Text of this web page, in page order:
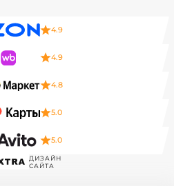
4.9
4.9
4.8
5.0
5.0
ДИЗАЙН
САЙТА